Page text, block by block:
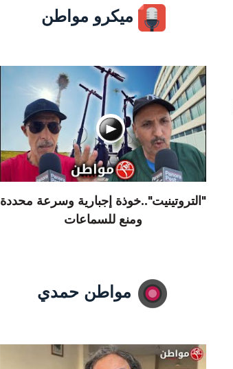
ميكرو مواطن
"التروتينيت"..خوذة إجبارية وسرعة محددة
ومنع للسماعات
مواطن حمدي